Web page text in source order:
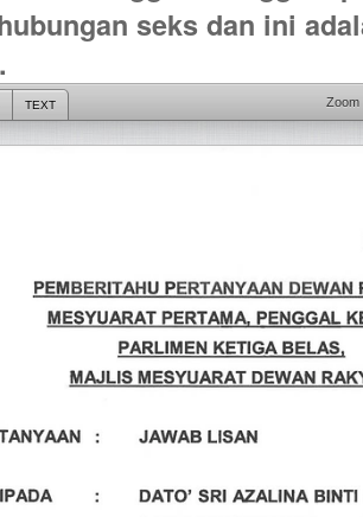
seks dan ini
TEXT Zoom